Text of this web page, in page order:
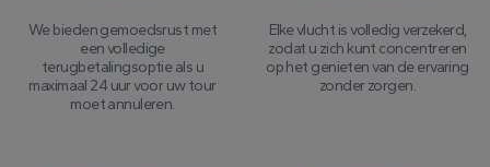
We bieden gemoedsrust met
een volledige
terugbetalingsoptie als u
maximaal 24 uur voor uw tour
moet annuleren.
Elke vlucht is volledig verzekerd,
zodat u zich kunt concentreren
op het genieten van de ervaring
zonder zorgen.